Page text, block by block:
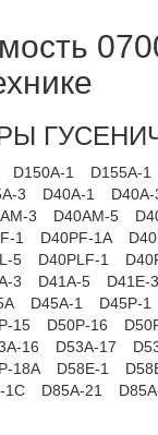
D150A-1 D155A-1
3 D40A-1 D40A-
3 D40AM-5
1 D40PF-1A
5 D40PLF-1
3 D41A-5 D41E-3
D45A-1 D45P-1
15 D50P-16
16 D53A-17
18A D58E-1
1C D85A-21